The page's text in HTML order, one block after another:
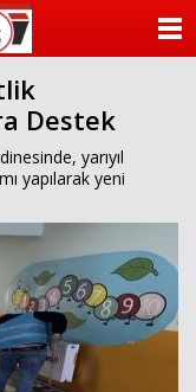
Destek
yarıyıl
yapılarak yeni
ANASAYFA
KATEGORİLER
FOTO GALERİ
VİDEO GALERİ
KÜNYE